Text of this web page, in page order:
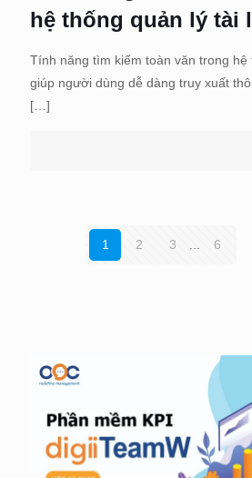
hệ thống quản lý tài
Tính năng tìm kiếm toàn văn trong hệ
giúp người dùng dễ dàng truy xuất
[…]
1 2 3 6